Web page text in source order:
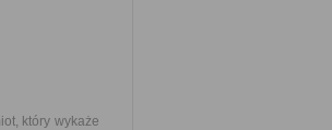
który wykaże